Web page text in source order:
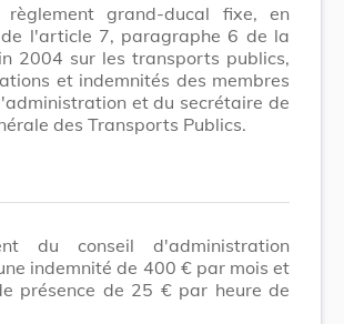
règlement grand-ducal fixe, en
l'article 7, paragraphe 6 de la
2004 sur les transports publics,
et indemnités des membres
et du secrétaire de
des Transports Publics.
du conseil d'administration
indemnité de 400 € par mois et
présence de 25 € par heure de